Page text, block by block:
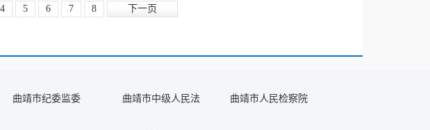
4 5 6 7 8 下一页
曲靖市纪委监委 曲靖市中级人民法 曲靖市人民检察院